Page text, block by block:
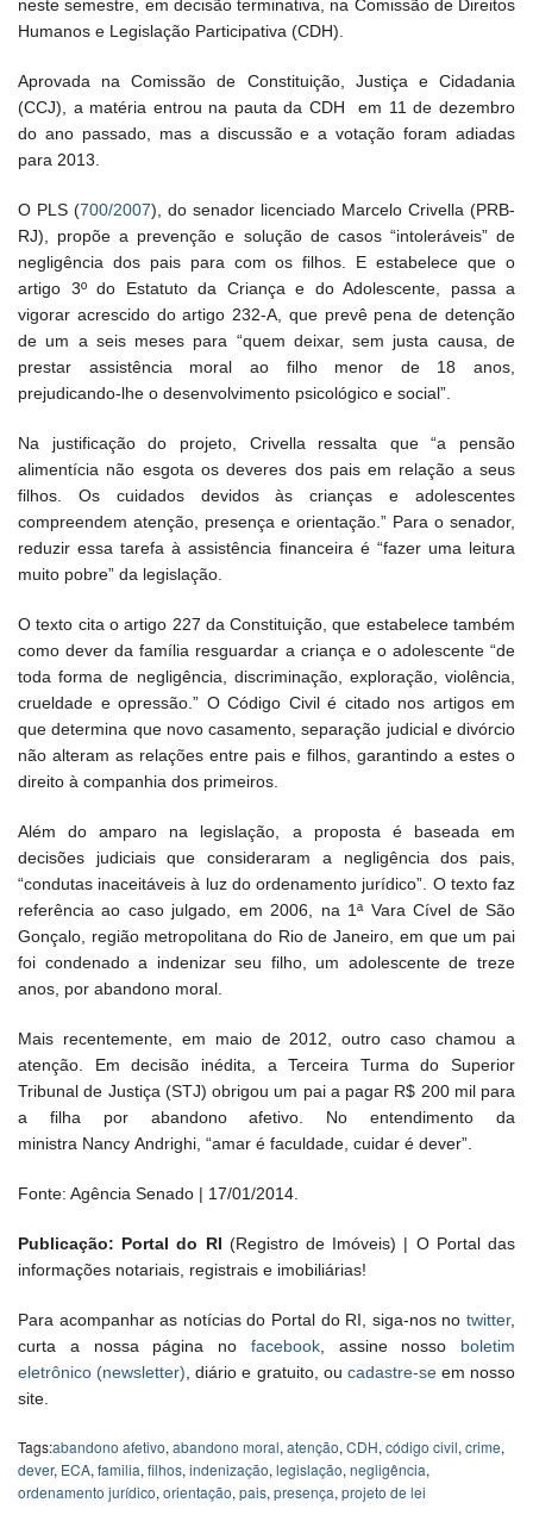
neste semestre, em decisão terminativa, na Comissão de Direitos
Humanos e Legislação Participativa (CDH).
Aprovada na Comissão de Constituição, Justiça e Cidadania
(CCJ), a matéria entrou na pauta da CDH em 11 de dezembro
do ano passado, mas a discussão e a votação foram adiadas
para 2013.
O PLS (700/2007), do senador licenciado Marcelo Crivella (PRB-
RJ), propõe a prevenção e solução de casos “intoleráveis” de
negligência dos pais para com os filhos. E estabelece que o
artigo 3º do Estatuto da Criança e do Adolescente, passa a
vigorar acrescido do artigo 232-A, que prevê pena de detenção
de um a seis meses para “quem deixar, sem justa causa, de
prestar assistência moral ao filho menor de 18 anos,
prejudicando-lhe o desenvolvimento psicológico e social”.
Na justificação do projeto, Crivella ressalta que “a pensão
alimentícia não esgota os deveres dos pais em relação a seus
filhos. Os cuidados devidos às crianças e adolescentes
compreendem atenção, presença e orientação.” Para o senador,
reduzir essa tarefa à assistência financeira é “fazer uma leitura
muito pobre” da legislação.
O texto cita o artigo 227 da Constituição, que estabelece também
como dever da família resguardar a criança e o adolescente “de
toda forma de negligência, discriminação, exploração, violência,
crueldade e opressão.” O Código Civil é citado nos artigos em
que determina que novo casamento, separação judicial e divórcio
não alteram as relações entre pais e filhos, garantindo a estes o
direito à companhia dos primeiros.
Além do amparo na legislação, a proposta é baseada em
decisões judiciais que consideraram a negligência dos pais,
“condutas inaceitáveis à luz do ordenamento jurídico”. O texto faz
referência ao caso julgado, em 2006, na 1ª Vara Cível de São
Gonçalo, região metropolitana do Rio de Janeiro, em que um pai
foi condenado a indenizar seu filho, um adolescente de treze
anos, por abandono moral.
Mais recentemente, em maio de 2012, outro caso chamou a
atenção. Em decisão inédita, a Terceira Turma do Superior
Tribunal de Justiça (STJ) obrigou um pai a pagar R$ 200 mil para
a filha por abandono afetivo. No entendimento da
ministra Nancy Andrighi, “amar é faculdade, cuidar é dever”.
Fonte: Agência Senado | 17/01/2014.
Publicação: Portal do RI (Registro de Imóveis) | O Portal das
informações notariais, registrais e imobiliárias!
Para acompanhar as notícias do Portal do RI, siga-nos no twitter,
curta a nossa página no facebook, assine nosso boletim
eletrônico (newsletter) , diário e gratuito, ou cadastre-seem nosso
site.
Tags:abandono afetivo, abandono moral, atenção, CDH, código civil, crime,
dever, ECA, familia, filhos, indenização, legislação, negligência,
ordenamento jurídico, orientação, pais, presença, projeto de lei